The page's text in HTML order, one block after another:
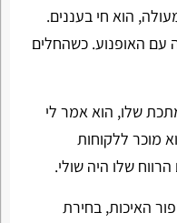
הוא חי בעננים.
עם האופנוע. כשהחלים
שלו, הוא אמר לי
מוכר ללקוחות
שלו היה שולי.
האיכות, בחירת